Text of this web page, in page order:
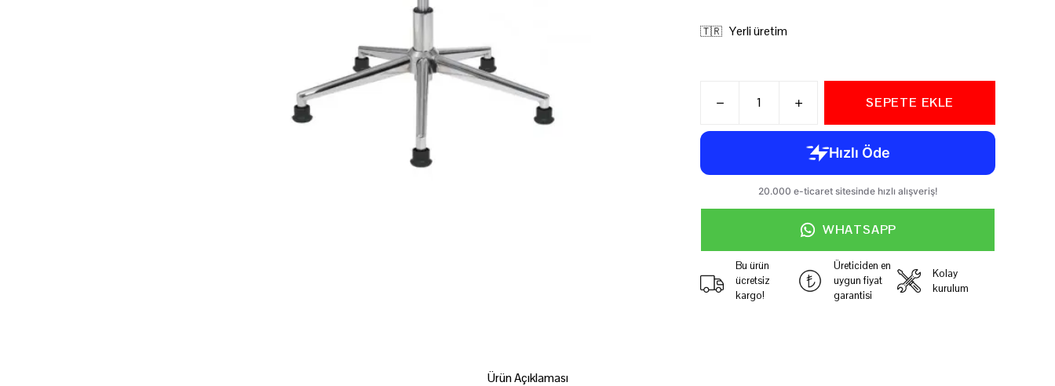
🇹🇷 Yerli üretim
SEPETE EKLE
WHATSAPP
Bu ürün
ücretsiz
kargo!
Üreticiden en
uygun fiyat
garantisi
Kolay
kurulum
Ürün Açıklaması